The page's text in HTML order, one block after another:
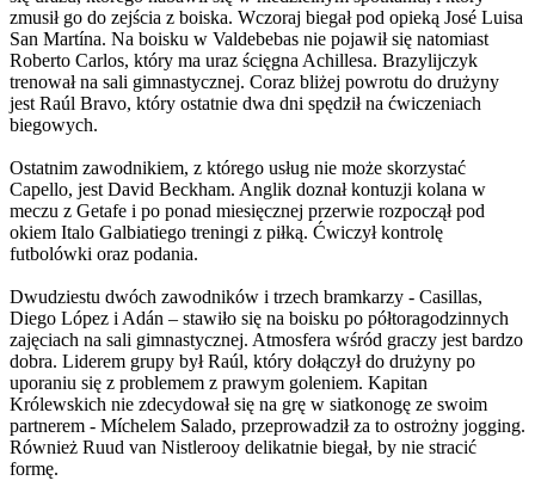
zmusił go do zejścia z boiska. Wczoraj biegał pod opieką José Luisa
San Martína. Na boisku w Valdebebas nie pojawił się natomiast
Roberto Carlos, który ma uraz ścięgna Achillesa. Brazylijczyk
trenował na sali gimnastycznej. Coraz bliżej powrotu do drużyny
jest Raúl Bravo, który ostatnie dwa dni spędził na ćwiczeniach
biegowych.
Ostatnim zawodnikiem, z którego usług nie może skorzystać
Capello, jest David Beckham. Anglik doznał kontuzji kolana w
meczu z Getafe i po ponad miesięcznej przerwie rozpoczął pod
okiem Italo Galbiatiego treningi z piłką. Ćwiczył kontrolę
futbolówki oraz podania.
Dwudziestu dwóch zawodników i trzech bramkarzy - Casillas,
Diego López i Adán – stawiło się na boisku po półtoragodzinnych
zajęciach na sali gimnastycznej. Atmosfera wśród graczy jest bardzo
dobra. Liderem grupy był Raúl, który dołączył do drużyny po
uporaniu się z problemem z prawym goleniem. Kapitan
Królewskich nie zdecydował się na grę w siatkonogę ze swoim
partnerem - Míchelem Salado, przeprowadził za to ostrożny jogging.
Również Ruud van Nistlerooy delikatnie biegał, by nie stracić
formę.